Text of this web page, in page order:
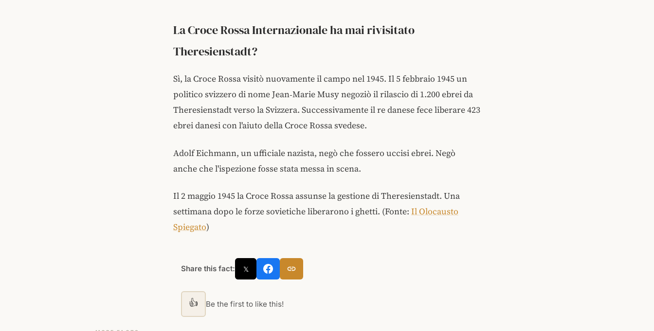
La Croce Rossa Internazionale ha mai rivisitato
Theresienstadt?
Sì, la Croce Rossa visitò nuovamente il campo nel 1945. Il 5 febbraio 1945 un
politico svizzero di nome Jean‑Marie Musy negoziò il rilascio di 1.200 ebrei da
Theresienstadt verso la Svizzera. Successivamente il re danese fece liberare 423
ebrei danesi con l'aiuto della Croce Rossa svedese.
Adolf Eichmann, un ufficiale nazista, negò che fossero uccisi ebrei. Negò
anche che l'ispezione fosse stata messa in scena.
Il 2 maggio 1945 la Croce Rossa assunse la gestione di Theresienstadt. Una
settimana dopo le forze sovietiche liberarono i ghetti. (Fonte: Il Olocausto
Spiegato)
Share this fact: 𝕏
👍 Be the first to like this!